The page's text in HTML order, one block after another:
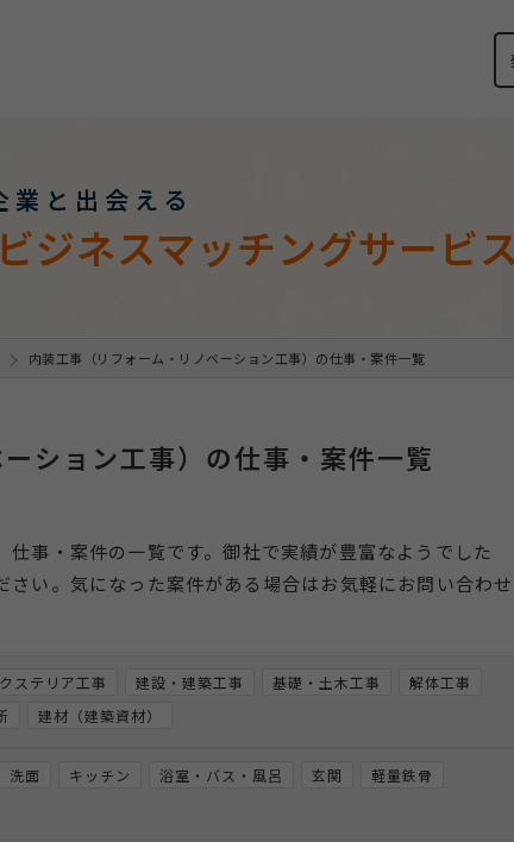
業と出会える
ジネスマッチングサービ
内装工事（リフォーム・リノベーション工事）の仕事・案件一覧
ション工事）の仕事・案件一覧
事・案件の一覧です。御社で実績が豊富なようでした
い。気になった案件がある場合はお気軽にお問い合わせ
ステリア工事 建設・建築工事 基礎・土木工事
解体工事
建材（建築資材）
洗面 キッチン 浴室・バス・風呂 玄関
軽量鉄骨